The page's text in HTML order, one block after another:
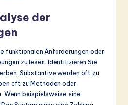
der
funktionalen Anforderungen oder
zu lesen. Identifizieren Sie
Substantive werden oft zu
oft zu Methoden oder
Wenn beispielsweise eine